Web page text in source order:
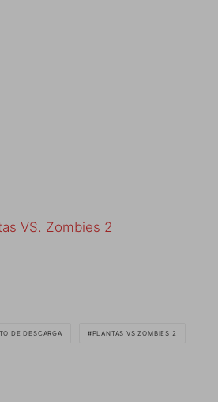
VS. Zombies 2
DE DESCARGA PLANTAS VS ZOMBIES 2